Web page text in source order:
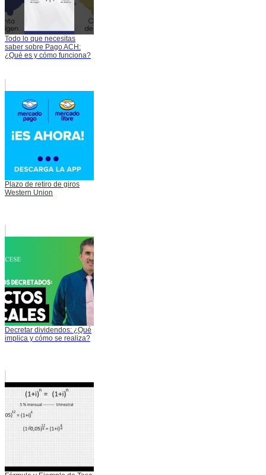
Todo lo que necesitas
saber sobre Pago ACH:
¿Qué es y cómo funciona?
Plazo de retiro de giros
Western Union
Decretar dividendos: ¿Qué
implica y cómo se realiza?